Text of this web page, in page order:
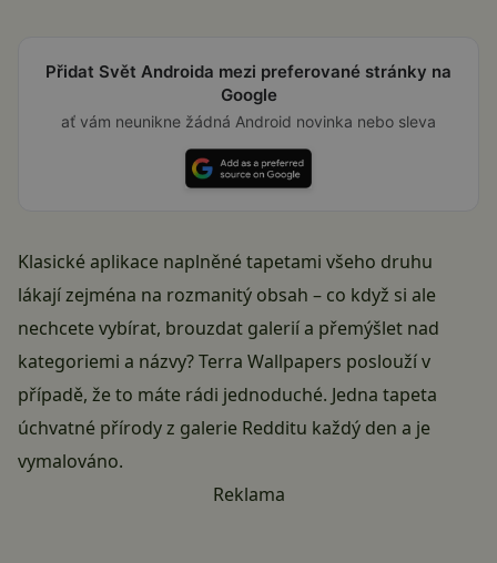
Přidat Svět Androida mezi preferované stránky na
Google
ať vám neunikne žádná Android novinka nebo sleva
Klasické aplikace naplněné tapetami všeho druhu
lákají zejména na rozmanitý obsah – co když si ale
nechcete vybírat, brouzdat galerií a přemýšlet nad
kategoriemi a názvy? Terra Wallpapers poslouží v
případě, že to máte rádi jednoduché. Jedna tapeta
úchvatné přírody z galerie Redditu každý den a je
vymalováno.
Reklama